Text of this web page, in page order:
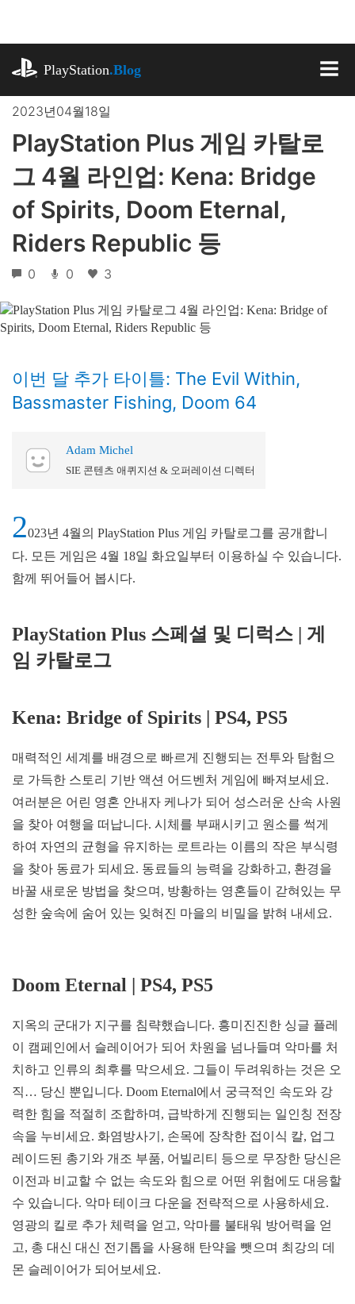
로
뛰
PlayStation.Blog
2023년04월18일
PlayStation Plus 게임 카탈로
그 4월 라인업: Kena: Bridge
of Spirits, Doom Eternal,
Riders Republic 등
0 0 3
이번 달 추가 타이틀: The Evil Within,
Bassmaster Fishing, Doom 64
Adam Michel
SIE 콘텐츠 애퀴지션 & 오퍼레이션 디렉터
2023년 4월의 PlayStation Plus 게임 카탈로그를 공개합니
다. 모든 게임은 4월 18일 화요일부터 이용하실 수 있습니다.
함께 뛰어들어 봅시다.
PlayStation Plus 스페셜 및 디럭스 | 게
임 카탈로그
Kena: Bridge of Spirits | PS4, PS5
매력적인 세계를 배경으로 빠르게 진행되는 전투와 탐험으
로 가득한 스토리 기반 액션 어드벤처 게임에 빠져보세요.
여러분은 어린 영혼 안내자 케나가 되어 성스러운 산속 사원
을 찾아 여행을 떠납니다. 시체를 부패시키고 원소를 썩게
하여 자연의 균형을 유지하는 로트라는 이름의 작은 부식령
을 찾아 동료가 되세요. 동료들의 능력을 강화하고, 환경을
바꿀 새로운 방법을 찾으며, 방황하는 영혼들이 갇혀있는 무
성한 숲속에 숨어 있는 잊혀진 마을의 비밀을 밝혀 내세요.
Doom Eternal | PS4, PS5
지옥의 군대가 지구를 침략했습니다. 흥미진진한 싱글 플레
이 캠페인에서 슬레이어가 되어 차원을 넘나들며 악마를 처
치하고 인류의 최후를 막으세요. 그들이 두려워하는 것은 오
직… 당신 뿐입니다. Doom Eternal에서 궁극적인 속도와 강
력한 힘을 적절히 조합하며, 급박하게 진행되는 일인칭 전장
속을 누비세요. 화염방사기, 손목에 장착한 접이식 칼, 업그
레이드된 총기와 개조 부품, 어빌리티 등으로 무장한 당신은
이전과 비교할 수 없는 속도와 힘으로 어떤 위험에도 대응할
수 있습니다. 악마 테이크 다운을 전략적으로 사용하세요.
영광의 킬로 추가 체력을 얻고, 악마를 불태워 방어력을 얻
고, 총 대신 대신 전기톱을 사용해 탄약을 뺏으며 최강의 데
몬 슬레이어가 되어보세요.